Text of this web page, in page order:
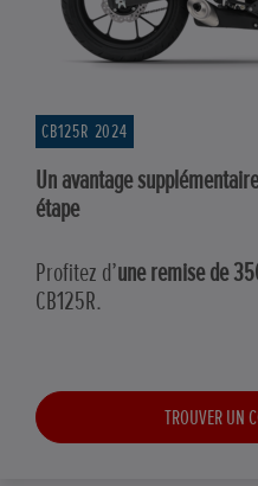
CB125R 2024
Un avantage
étape
Profitez d’une remise de
CB125R.
TROUVER UN